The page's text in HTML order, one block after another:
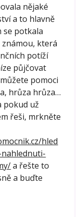
nějaké
a to hlavně
se potkala
která
potíží
půjčovat
pomoci
hrůza hrůza…
pokud už
řeši, mrkněte
hled
a řešte to
a buďte